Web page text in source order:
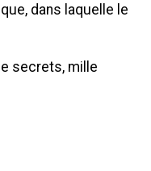
dans laquelle le
secrets, mille